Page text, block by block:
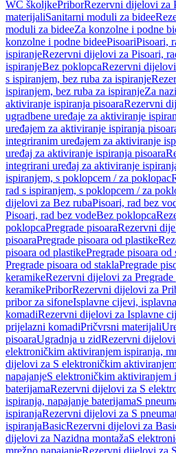
WC školjkePriborRezervni dijelovi za
materijaliSanitarni moduli za bidee
moduli za bideeZa konzolne i podne
konzolne i podne bideePisoariPisoari,
ispiranjeRezervni dijelovi za Pisoari,
ispiranjeBez poklopcaRezervni
s ispiranjem, bez ruba za ispiranje
ispiranjem, bez ruba za ispiranjeZa
aktiviranje ispiranja pisoaraRezervni
ugradbene uređaje za aktiviranje
uređajem za aktiviranje ispiranja
integriranim uređajem za aktiviranje
uređaj za aktiviranje ispiranja pisoara
integrirani uređaj za aktiviranje
ispiranjem, s poklopcem / za poklopac
rad s ispiranjem, s poklopcem / za
dijelovi za Bez rubaPisoari, rad bez
Pisoari, rad bez vodeBez poklopca
poklopcaPregrade pisoaraRezervni
pisoaraPregrade pisoara od plastike
pisoara od plastikePregrade pisoara od
Pregrade pisoara od staklaPregrade
keramikeRezervni dijelovi za Pregrade
keramikePriborRezervni dijelovi za
pribor za sifoneIsplavne cijevi,
komadiRezervni dijelovi za Isplavne
prijelazni komadiPričvrsni materijali
pisoaraUgradnja u zidRezervni
elektroničkim aktiviranjem ispiranja,
dijelovi za S elektroničkim
napajanjeS elektroničkim aktiviranjem
baterijamaRezervni dijelovi za S
ispiranja, napajanje baterijamaS
ispiranjaRezervni dijelovi za S
ispiranjaBasicRezervni dijelovi za
dijelovi za Nazidna montažaS
mrežno napajanjeRezervni dijelovi za